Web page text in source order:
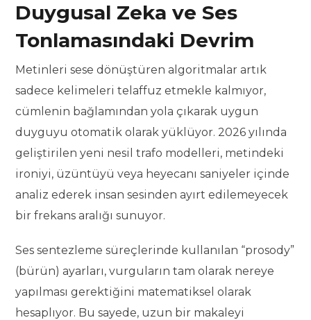
Duygusal Zeka ve Ses
Tonlamasındaki Devrim
Metinleri sese dönüştüren algoritmalar artık
sadece kelimeleri telaffuz etmekle kalmıyor,
cümlenin bağlamından yola çıkarak uygun
duyguyu otomatik olarak yüklüyor. 2026 yılında
geliştirilen yeni nesil trafo modelleri, metindeki
ironiyi, üzüntüyü veya heyecanı saniyeler içinde
analiz ederek insan sesinden ayırt edilemeyecek
bir frekans aralığı sunuyor.
Ses sentezleme süreçlerinde kullanılan “prosody”
(bürün) ayarları, vurguların tam olarak nereye
yapılması gerektiğini matematiksel olarak
hesaplıyor. Bu sayede, uzun bir makaleyi